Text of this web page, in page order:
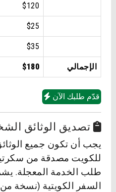
$120
$25
$35
الإجمالي $180
قدّم طلبك الآن
تصديق الوثائق
يجب أن تكون جميع
للكويت مصدقة من
طلب الخدمة المعجلة.
السفر الكويتية (نسخة